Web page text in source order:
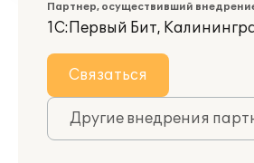
Партнер, осуществивший
1С:Первый Бит,
Связаться
Другие внедрения